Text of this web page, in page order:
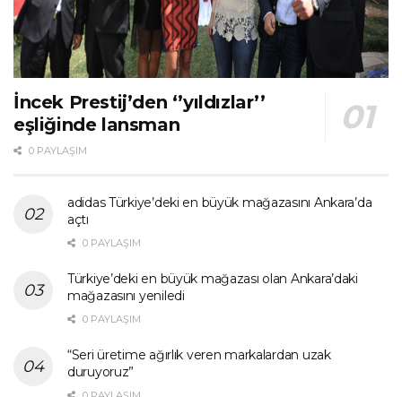
İncek Prestij’den ‘’yıldızlar’’
eşliğinde lansman
0 PAYLAŞIM
adidas Türkiye’deki en büyük mağazasını Ankara’da
açtı
0 PAYLAŞIM
Türkiye’deki en büyük mağazası olan Ankara’daki
mağazasını yeniledi
0 PAYLAŞIM
“Seri üretime ağırlık veren markalardan uzak
duruyoruz”